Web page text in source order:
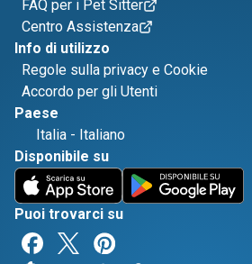
FAQ per i Pet Sitter
Centro Assistenza
Info di utilizzo
Regole sulla privacy e Cookie
Accordo per gli Utenti
Paese
Italia - Italiano
Disponibile su
Puoi trovarci su